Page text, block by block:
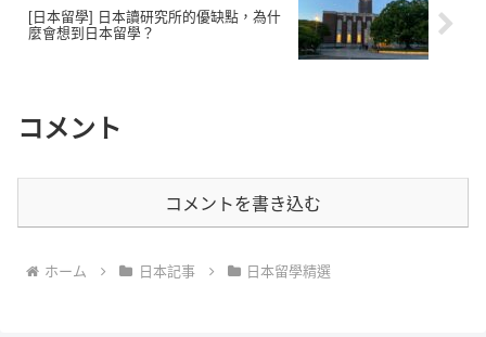
[日本留學] 日本讀研究所的優缺點，為什
麼會想到日本留學？
コメント
コメントを書き込む
ホーム 日本記事 日本留學精選